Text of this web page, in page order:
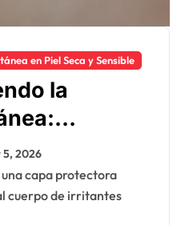
en Piel Seca y Sensible
la
5, 2026
cuerpo de irritantes